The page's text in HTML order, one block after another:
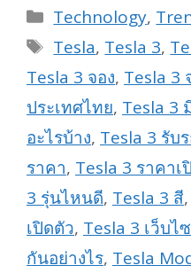
Categories
Technology,
Tags
Tesla, Tesla 3,
Tesla 3 จอง, Tesla 3
ประเทศไทย, Tesla 3
อะไรบ้าง, Tesla 3 รับ
ราคา, Tesla 3 ราคาเ
3 รุ่นไหนดี, Tesla 3 สี,
เปิดตัว, Tesla 3 เว็บไ
กันอย่างไร, Tesla